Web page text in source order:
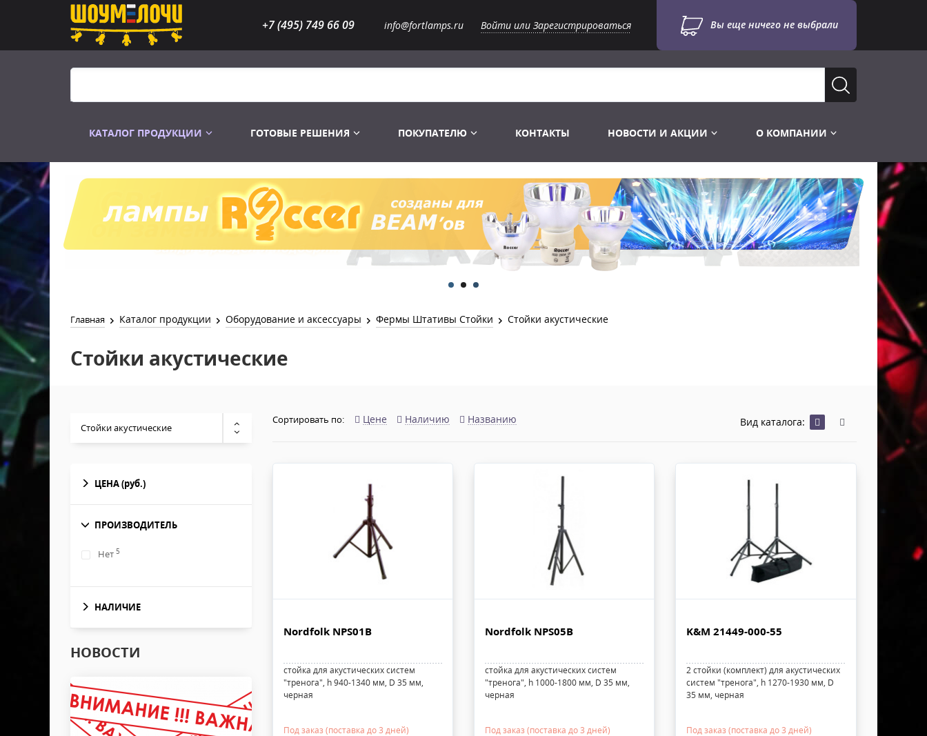
+7 (495) 749 66 09 info@fortlamps.ru Войти или Зарегистрироваться Вы еще ничего не выбрали
КАТАЛОГ ПРОДУКЦИИ
Распродажа
Лампы Винтаж Ретро Декор
Лампы галогенные 6-120 V
Лампы студийные 110-240 V
Лампы-фары PAR
Лампы для бассейна
Лампы газоразрядные
Лампы UV TUV HNS
Лампы видеопроекторные
Пускорегулирующая аппаратура
Распродажа
Перчатки
Сумки и подсумки
Ремни и страховка
Инструменты
Готовые комплекты
Конструктор МИКРОСЦЕНА
Распродажа
Световое оборудование
Аксессуары для света
Звук и Видео
Лебёдки и Аксессуары
Фермы Штативы Стойки
Распродажа
2х канальные модули
5и канальные модули
6и канальные модули
ГОТОВЫЕ РЕШЕНИЯ ПОКУПАТЕЛЮ КОНТАКТЫ НОВОСТИ И АКЦИИ О КОМПАНИИ
Главная Каталог продукции Оборудование и аксессуары Фермы Штативы Стойки Стойки акустические
Стойки акустические
Стойки акустические
ЦЕНА(руб.)
ПРОИЗВОДИТЕЛЬ
Нет 5
НАЛИЧИЕ
НОВОСТИ
Сортировать по: Цене Наличию Названию Вид каталога:
Nordfolk NPS01B
стойка для акустических систем
"тренога", h 940-1340 мм, D 35 мм,
черная
Под заказ (поставка до 3 дней)
Nordfolk NPS05B
стойка для акустических систем
"тренога", h 1000-1800 мм, D 35 мм,
черная
Под заказ (поставка до 3 дней)
K&M 21449-000-55
2 стойки (комплект) для акустических
систем "тренога", h 1270-1930 мм, D
35 мм, черная
Под заказ (поставка до 3 дней)